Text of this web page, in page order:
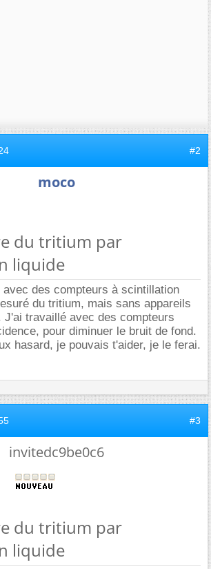
#2
moco
du tritium par
liquide
des compteurs à scintillation
du tritium, mais sans appareils
J'ai travaillé avec des compteurs
pour diminuer le bruit de fond.
hasard, je pouvais t'aider, je le ferai.
#3
invitedc9be0c6
du tritium par
liquide